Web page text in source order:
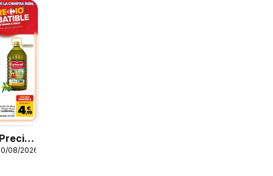
08/2026